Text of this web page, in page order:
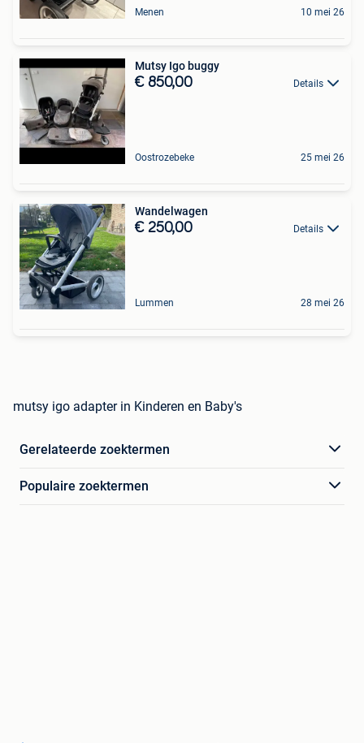
Menen 10 mei 26
Mutsy Igo buggy
€ 850,00 Details
Oostrozebeke 25 mei 26
Wandelwagen
€ 250,00 Details
Lummen 28 mei 26
mutsy igo adapter in Kinderen en Baby's
Gerelateerde zoektermen
Populaire zoektermen